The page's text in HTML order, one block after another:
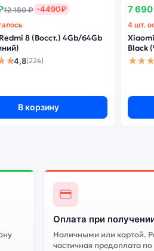
но корректная работа сервисов
12 180 ₽ -4490₽
8 (Восст.) 4Gb/64Gb
4,8(224)
В корзину
7
4 шт.
Black
Оплата при
Наличными или картой.
частичная предоплата